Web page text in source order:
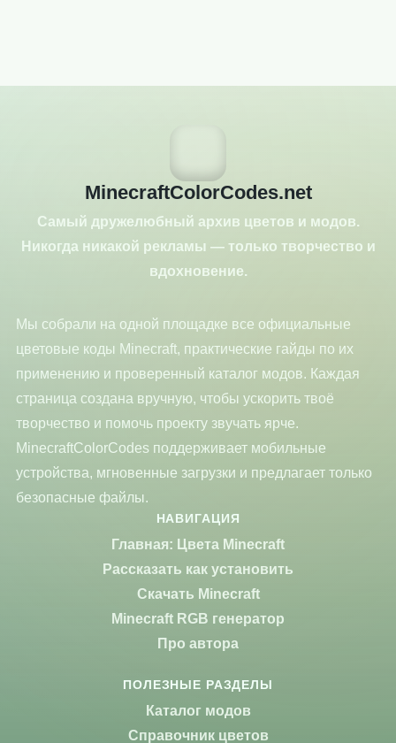
MinecraftColorCodes.net
Самый дружелюбный архив цветов и модов.
Никогда никакой рекламы — только творчество и
вдохновение.
Мы собрали на одной площадке все официальные
цветовые коды Minecraft, практические гайды по их
применению и проверенный каталог модов. Каждая
страница создана вручную, чтобы ускорить твоё
творчество и помочь проекту звучать ярче.
MinecraftColorCodes поддерживает мобильные
устройства, мгновенные загрузки и предлагает только
безопасные файлы.
НАВИГАЦИЯ
Главная: Цвета Minecraft
Рассказать как установить
Скачать Minecraft
Minecraft RGB генератор
Про автора
ПОЛЕЗНЫЕ РАЗДЕЛЫ
Каталог модов
Справочник цветов